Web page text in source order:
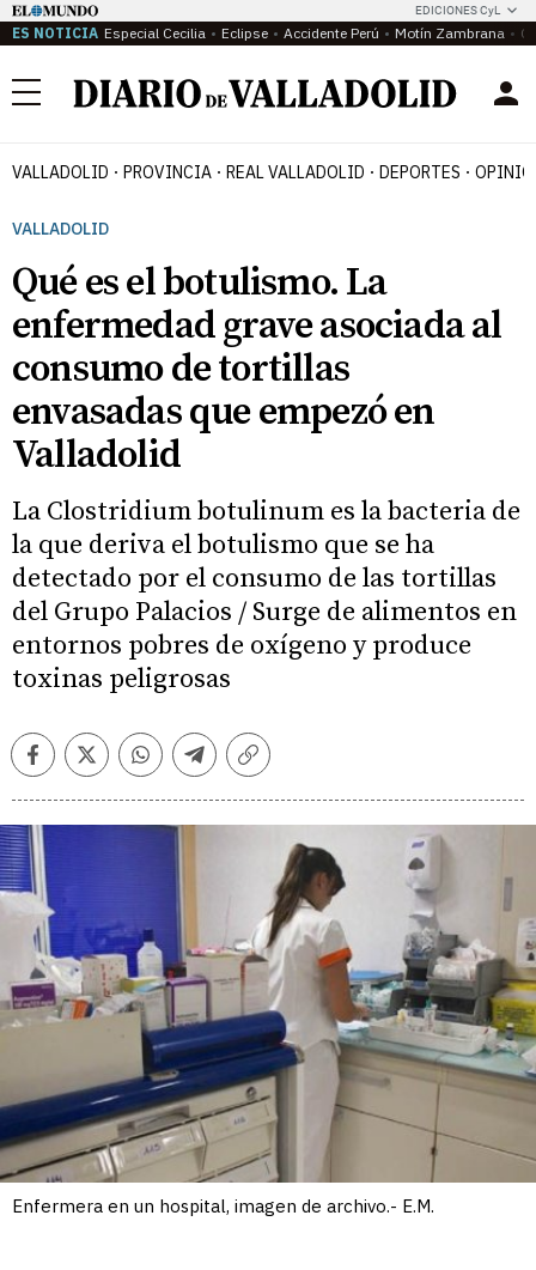
EDICIONES CyL
ES NOTICIA Especial Cecilia Eclipse Accidente Perú Motín Zambrana
Menú
VALLADOLID PROVINCIA REAL VALLADOLID DEPORTES
VALLADOLID
Qué es el botulismo. La
enfermedad grave asociada al
consumo de tortillas
envasadas que empezó en
Valladolid
La Clostridium botulinum es la bacteria de
la que deriva el botulismo que se ha
detectado por el consumo de las tortillas
del Grupo Palacios / Surge de alimentos en
entornos pobres de oxígeno y produce
toxinas peligrosas
FacebookTwitterWhatsappTelegramCopiar
Enfermera en un hospital, imagen de archivo.- E.M.